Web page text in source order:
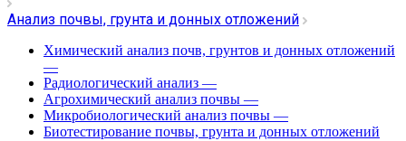
Анализ почвы, грунта и донных отложений
Химический анализ почв, грунтов и донных отложений
—
Радиологический анализ —
Агрохимический анализ почвы —
Микробиологический анализ почвы —
Биотестирование почвы, грунта и донных отложений